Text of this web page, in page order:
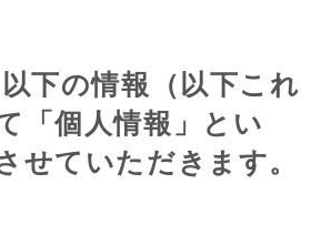
下の情報（以下これ
「個人情報」とい
せていただきます。